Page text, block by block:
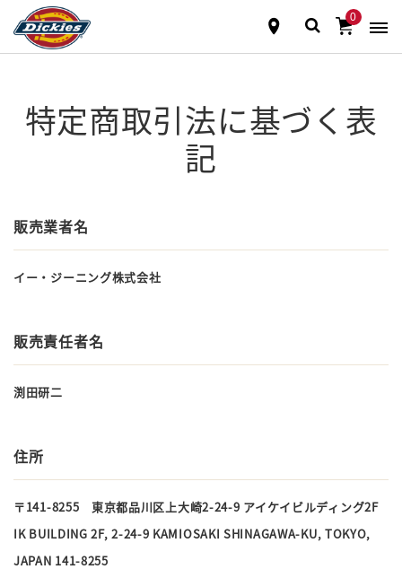
0
特定商取引法に基づく表
記
販売業者名
イー・ジーニング株式会社
販売責任者名
渕田研二
住所
〒141-8255 東京都品川区上大崎2-24-9 アイケイビルディング2F
IK BUILDING 2F, 2-24-9 KAMIOSAKI SHINAGAWA-KU, TOKYO,
JAPAN 141-8255